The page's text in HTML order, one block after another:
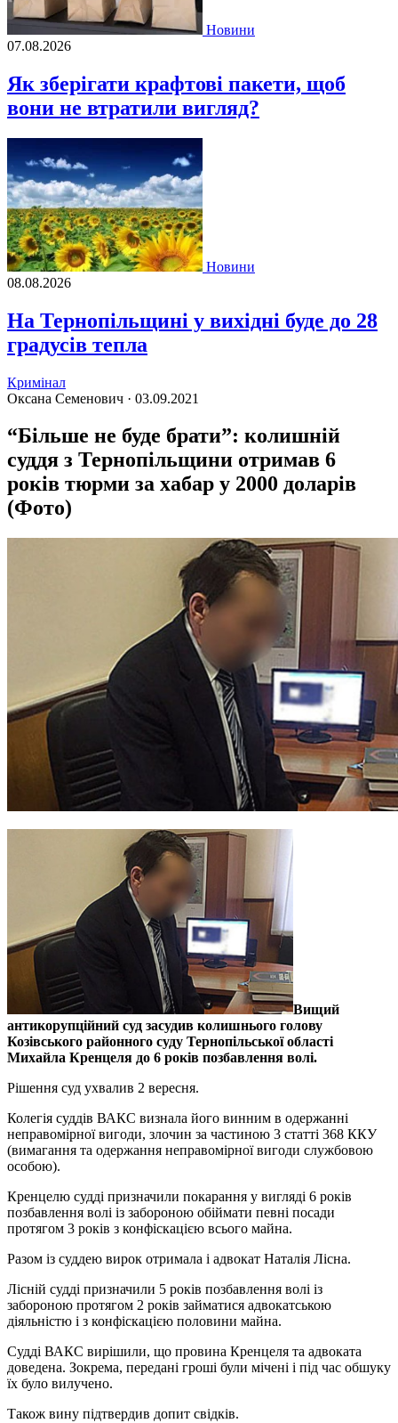
Новини
07.08.2026
Як зберігати крафтові пакети, щоб
вони не втратили вигляд?
Новини
08.08.2026
На Тернопільщині у вихідні буде до 28
градусів тепла
Кримінал
Оксана Семенович · 03.09.2021
“Більше не буде брати”: колишній
суддя з Тернопільщини отримав 6
років тюрми за хабар у 2000 доларів
(Фото)
Вищий
антикорупційний суд засудив колишнього голову
Козівського районного суду Тернопільської області
Михайла Кренцеля до 6 років позбавлення волі.
Рішення суд ухвалив 2 вересня.
Колегія суддів ВАКС визнала його винним в одержанні
неправомірної вигоди, злочин за частиною 3 статті 368 ККУ
(вимагання та одержання неправомірної вигоди службовою
особою).
Кренцелю судді призначили покарання у вигляді 6 років
позбавлення волі із забороною обіймати певні посади
протягом 3 років з конфіскацією всього майна.
Разом із суддею вирок отримала і адвокат Наталія Лісна.
Лісній судді призначили 5 років позбавлення волі із
забороною протягом 2 років займатися адвокатською
діяльністю і з конфіскацією половини майна.
Судді ВАКС вирішили, що провина Кренцеля та адвоката
доведена. Зокрема, передані гроші були мічені і під час обшуку
їх було вилучено.
Також вину підтвердив допит свідків.